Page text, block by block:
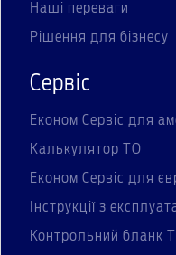
Наші переваги
Рішення для бізнесу
Сервіс
Економ Сервіс для
Калькулятор ТО
Економ Сервіс для
Інструкції з
Контрольний бланк